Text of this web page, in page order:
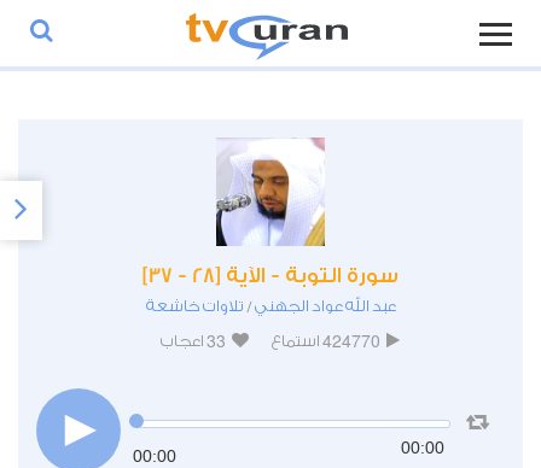
سورة التوبة - الآية [28 - 37]
عبد الله عواد الجهني/ تلاوات خاشعة
424770 استماع 33 اعجاب
00:00 00:00